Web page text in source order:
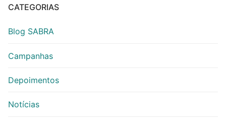
CATEGORIAS
Blog SABRA
Campanhas
Depoimentos
Notícias